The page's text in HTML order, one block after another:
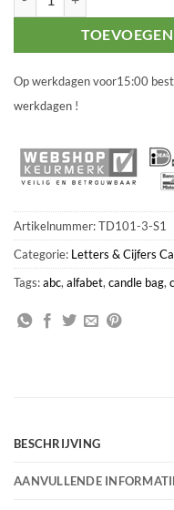
Op werkdagen voor15:00
werkdagen !
Artikelnummer:TD101-3-S1
Categorie: Letters & Cijfers
Tags:abc,alfabet,candle bag,
BESCHRIJVING
AANVULLENDE